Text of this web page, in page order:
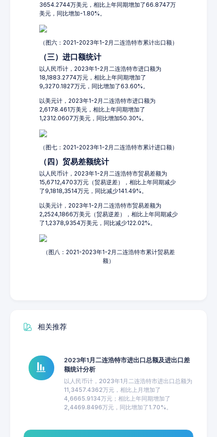
3654.2744万美元，相比上年同期增加了66.8747万
美元，同比增加-1.80%。
（图六：2021-2023年1-2月二连浩特市累计出口额）
（三）进口额统计
以人民币计，2023年1-2月二连浩特市进口额为
18,1883.2774万元，相比上年同期增加了
9,3270.1827万元，同比增加了63.60%。
以美元计，2023年1-2月二连浩特市进口额为
2,6178.461万美元，相比上年同期增加了
1,2312.0607万美元，同比增加50.30%。
（图七：2021-2023年1-2月二连浩特市累计进口额）
（四）贸易差额统计
以人民币计，2023年1-2月二连浩特市贸易差额为
15,6712,4703万元（贸易逆差），相比上年同期减少
了9,1818,3514万元，同比减少141.49%。
以美元计，2023年1-2月二连浩特市贸易差额为
2,2524,1866万美元（贸易逆差），相比上年同期减少
了1,2378,9354万美元，同比减少122.02%。
（图八：2021-2023年1-2月二连浩特市累计贸易差
额）
相关推荐
2023年1月二连浩特市进出口总额及进出口差
额统计分析
以人民币计，2023年1月二连浩特市进出口总额为
11,3457.4362万元，相比上月增加了
4,6665.9134万元；相比上年同期增加了
2,4469.8496万元，同比增加了1.70%。